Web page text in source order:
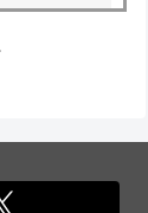
室の様子が